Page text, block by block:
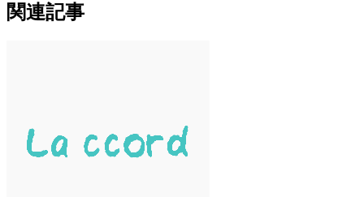
関連記事